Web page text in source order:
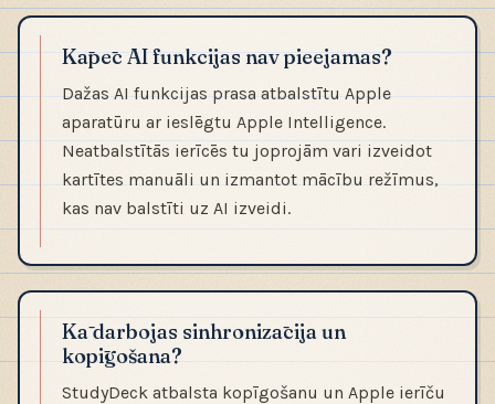
Kāpēc AI funkcijas nav pieejamas?
Dažas AI funkcijas prasa atbalstītu Apple
aparatūru ar ieslēgtu Apple Intelligence.
Neatbalstītās ierīcēs tu joprojām vari izveidot
kartītes manuāli un izmantot mācību režīmus,
kas nav balstīti uz AI izveidi.
Kā darbojas sinhronizācija un
kopīgošana?
StudyDeck atbalsta kopīgošanu un Apple ierīču